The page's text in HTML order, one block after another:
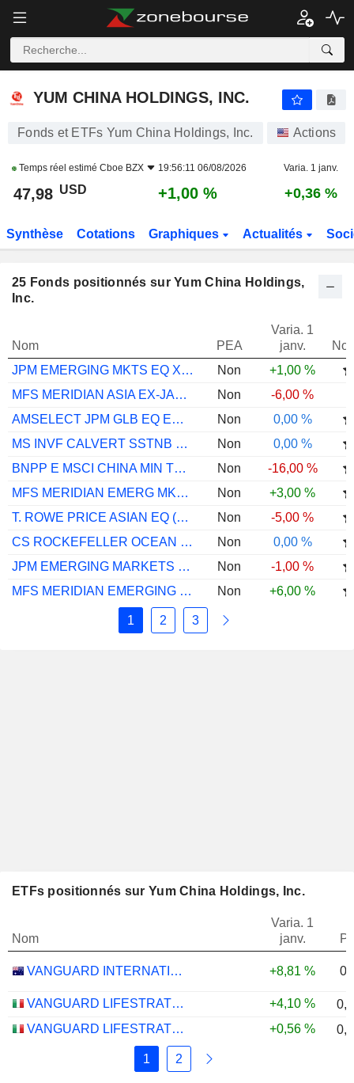
YUM CHINA HOLDINGS, INC.
YUM CHINA HOLDINGS, INC.
Fonds et ETFs Yum China Holdings, Inc. Actions
Temps réel estimé Cboe BZX 19:56:11 06/08/2026 Varia. 1 janv.
47,98 USD +1,00 % +0,36 %
Synthèse Cotations Graphiques Actualités
25 Fonds positionnés sur Yum China Holdings,
Inc.
Nom PEA
Varia. 1
janv.
JPM EMERGING MKTS EQ X ACC USD
Non
+1,00 %
MFS MERIDIAN ASIA EX-JAPAN A1 USD
Non
-6,00 %
AMSELECT JPM GLB EQ EM CL EUR ACC
Non
0,00 %
MS INVF CALVERT SSTNB EMS EQ SLCT Z USD
Non
0,00 %
BNPP E MSCI CHINA MIN TE TRK I C
Non
-16,00 %
MFS MERIDIAN EMERG MKTS EQ RSH I1 USD
Non
+3,00 %
T. ROWE PRICE ASIAN EQ (EX-JP) I DIS USD
Non
-5,00 %
CS ROCKEFELLER OCEAN ENGAGEMENT FB USD
Non
0,00 %
JPM EMERGING MARKETS SUS EQ I ACC EUR
Non
-1,00 %
MFS MERIDIAN EMERGING MKTS EQ Z1 JPY
Non +6,00 %
1 2 3
ETFs positionnés sur Yum China Holdings, Inc.
Nom
Varia. 1
janv.
VANGUARD INTERNATIONAL EQUITY INDEX FUNDS - VANGUARD FTSE ALL-WORLD EX-US ETF +8,81 %
VANGUARD LIFESTRATEGY 40% EQUITY UCITS ETF - DISTRIBUTING - EUR +4,10 %
VANGUARD LIFESTRATEGY 20% EQUITY UCITS ETF - DISTRIBUTING - EUR
+0,56 %
1 2